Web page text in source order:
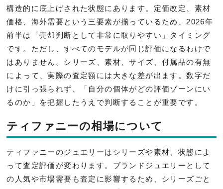
構造的に底上げされた状態にあります。定価改定、素材
価格、海外需要という三要素が揃っているため、2026年
前半は「売却判断として非常に取りやすい」タイミング
です。ただし、すべてのモデルが同じ評価になるわけで
はありません。シリーズ、素材、サイズ、付属品の有無
によって、実際の査定額には大きな差が出ます。数字だ
けに引っ張られず、「自分の個体がどの評価ゾーンにい
るのか」を把握したうえで判断することが重要です。
ティファニーの相場について
ティファニーのジュエリーはシリーズや素材、状態によ
って査定評価が変わります。ブランドジュエリーとして
の人気や市場需要も査定に影響するため、シリーズごと